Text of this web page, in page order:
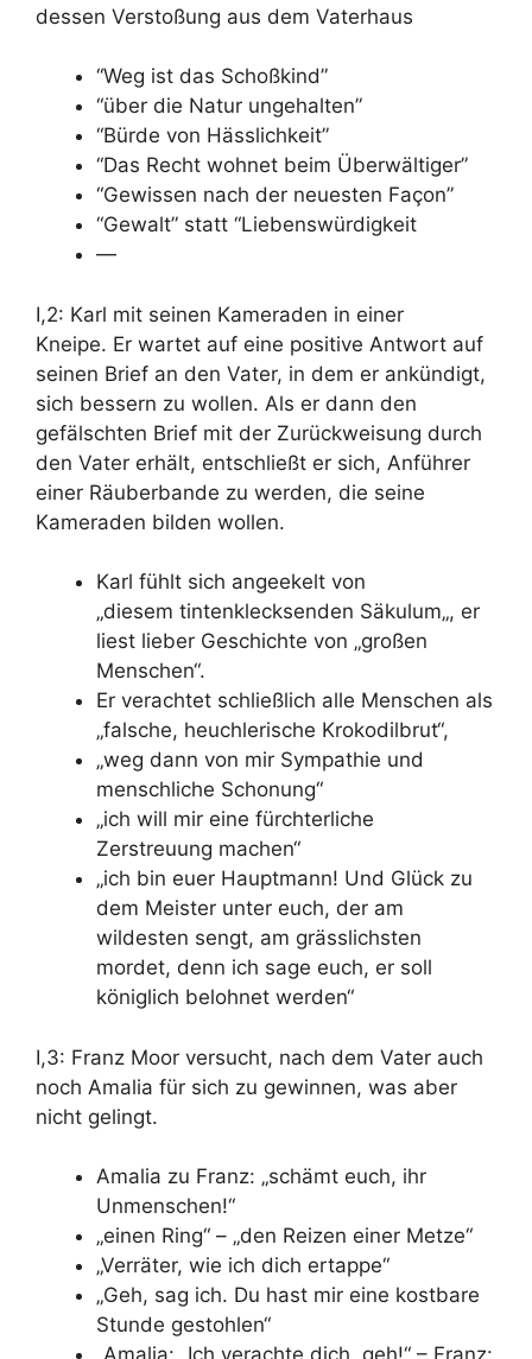
dessen Verstoßung aus dem Vaterhaus
“Weg ist das Schoßkind”
“über die Natur ungehalten”
“Bürde von Hässlichkeit”
“Das Recht wohnet beim Überwältiger”
“Gewissen nach der neuesten Façon”
“Gewalt” statt “Liebenswürdigkeit
—
I,2: Karl mit seinen Kameraden in einer
Kneipe. Er wartet auf eine positive Antwort auf
seinen Brief an den Vater, in dem er ankündigt,
sich bessern zu wollen. Als er dann den
gefälschten Brief mit der Zurückweisung durch
den Vater erhält, entschließt er sich, Anführer
einer Räuberbande zu werden, die seine
Kameraden bilden wollen.
Karl fühlt sich angeekelt von
„diesem tintenklecksenden Säkulum„, er
liest lieber Geschichte von „großen
Menschen“.
Er verachtet schließlich alle Menschen als
„falsche, heuchlerische Krokodilbrut“,
„weg dann von mir Sympathie und
menschliche Schonung“
„ich will mir eine fürchterliche
Zerstreuung machen“
„ich bin euer Hauptmann! Und Glück zu
dem Meister unter euch, der am
wildesten sengt, am grässlichsten
mordet, denn ich sage euch, er soll
königlich belohnet werden“
I,3: Franz Moor versucht, nach dem Vater auch
noch Amalia für sich zu gewinnen, was aber
nicht gelingt.
Amalia zu Franz: „schämt euch, ihr
Unmenschen!“
„einen Ring“ – „den Reizen einer Metze“
„Verräter, wie ich dich ertappe“
„Geh, sag ich. Du hast mir eine kostbare
Stunde gestohlen“